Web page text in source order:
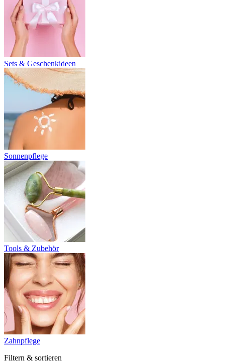
Sets & Geschenkideen
Sonnenpflege
Tools & Zubehör
Zahnpflege
Filtern & sortieren